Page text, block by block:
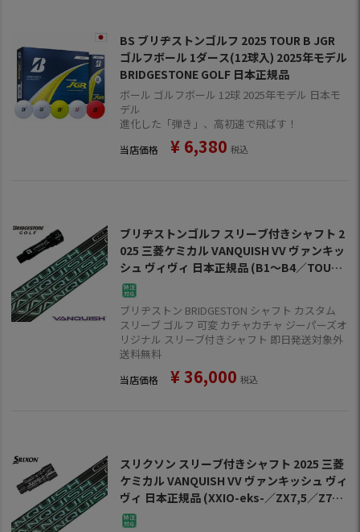
BS ブリヂストンゴルフ 2025 TOUR B JGR
ゴルフボール 1ダース(12球入) 2025年モデル
BRIDGESTONE GOLF 日本正規品
ボール ゴルフボール 12球 2025年モデル 日本モ
デル
進化した「弾き」、高初速で飛ばす！
当店価格 ¥ 6,380 税込
ブリヂストンゴルフ スリーブ付きシャフト 2
025 三菱ケミカル VANQUISH VV ヴァンキッ
シュ ヴィヴィ 日本正規品 (B1～B4／TOUR
B／J815／J715)
ブリヂストン BRIDGESTON シャフト カスタム
スリーブ ゴルフ 可変 カチャカチャ ジーパーズオ
リジナル スリーブ付きシャフト 即日発送対象外
送料無料
当店価格 ¥36,000 税込
スリクソン スリーブ付きシャフト 2025 三菱
ケミカル VANQUISH VV ヴァンキッシュ ヴィ
ヴィ 日本正規品 (XXIO-eks-／ZX7,5／Z785
／Z765／Z565)